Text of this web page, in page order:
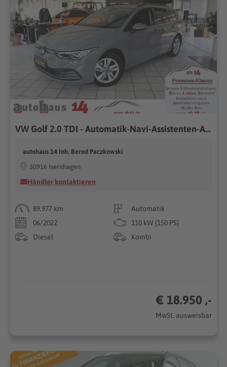
VW Golf 2.0 TDI - Automatik-Navi-Assistenten-AHK
autohaus 14 Inh. Bernd Paczkowski
30916 Isernhagen
Händler kontaktieren
89.977 km
Automatik
06/2022
110 kW (150 PS)
Diesel
Kombi
€ 18.950 ,-
MwSt. ausweisbar